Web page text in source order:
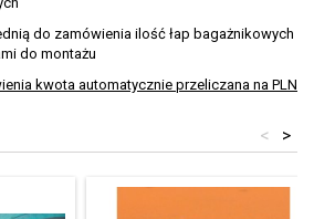
do zamówienia ilość łap bagażnikowych
do montażu
kwota automatycznie przeliczana na PLN
>
<